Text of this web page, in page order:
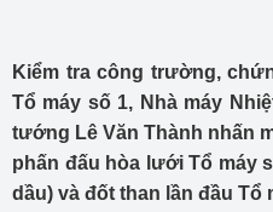
Kiểm tra công trường,
Tổ máy số 1, Nhà máy
tướng Lê Văn Thành nhấn
phấn đấu hòa lưới Tổ máy
dầu) và đốt than lần đầu Tổ